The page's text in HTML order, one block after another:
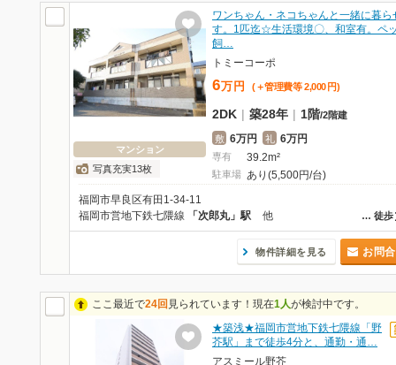
マンション
写真充実13枚
ワンちゃん・ネコちゃんと一緒に暮ら
す。1匹迄☆生活環境〇、和室有。ペ
飼…
トミーコーポ
6万 円 (＋管理費等 2,000 円)
2DK | 築28年 | 1階/2階建
敷 6万円 礼 6万円
専有 39.2m²
駐車場 あり(5,500円/台)
福岡市早良区有田1-34-11
… 徒歩
福岡市営地下鉄七隈線 「次郎丸」駅 他
物件詳細を見る お問
ここ最近で24回 見られています！現在1人が検討中です。
★築浅★福岡市営地下鉄七隈線「野
芥駅」まで徒歩4分と、通勤・通…
アスミール野芥